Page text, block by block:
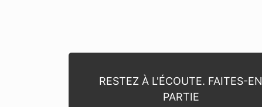
RESTEZ À L'ÉCOUTE. FAITES-EN
PARTIE